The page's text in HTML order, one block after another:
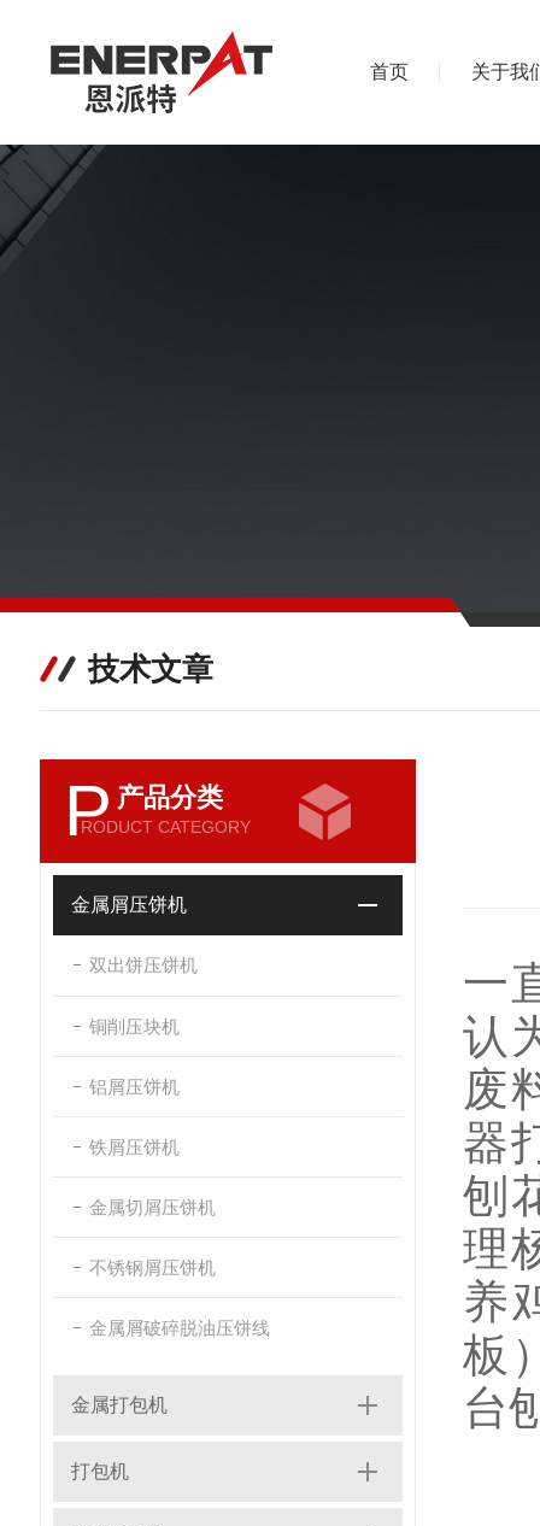
首页 关于我
技术文章
P 产品分类
RODUCT CATEGORY
金属屑压饼机
双出饼压饼机
铜削压块机
铝屑压饼机
铁屑压饼机
金属切屑压饼机
不锈钢屑压饼机
金属屑破碎脱油压饼线
金属打包机
打包机
一
认
废
器
刨
理
养
板
台